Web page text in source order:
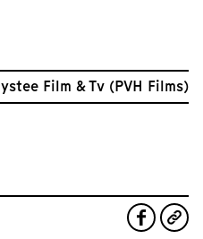
Film & Tv (PVH Films)